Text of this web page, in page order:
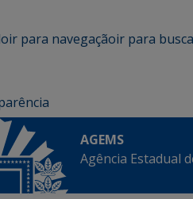
ir para navegaçãoir para busca
AGEMS
Agência Estadual